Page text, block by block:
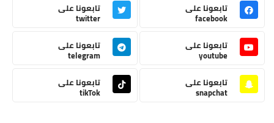
تابعونا على
facebook
تابعونا على
twitter
تابعونا على
youtube
تابعونا على
telegram
تابعونا على
snapchat
تابعونا على
tikTok